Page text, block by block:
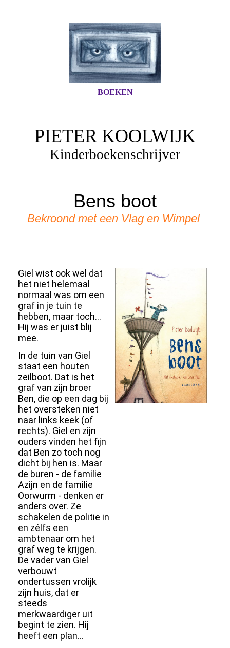
BOEKEN
PIETER KOOLWIJK
Kinderboekenschrijver
Bens boot
Bekroond met een Vlag en Wimpel
Giel wist ook wel dat
het niet helemaal
normaal was om een
graf in je tuin te
hebben, maar toch...
Hij was er juist blij
mee.
In de tuin van Giel
staat een houten
zeilboot. Dat is het
graf van zijn broer
Ben, die op een dag bij
het oversteken niet
naar links keek (of
rechts). Giel en zijn
ouders vinden het fijn
dat Ben zo toch nog
dicht bij hen is. Maar
de buren - de familie
Azijn en de familie
Oorwurm - denken er
anders over. Ze
schakelen de politie in
en zélfs een
ambtenaar om het
graf weg te krijgen.
De vader van Giel
verbouwt
ondertussen vrolijk
zijn huis, dat er
steeds
merkwaardiger uit
begint te zien. Hij
heeft een plan...